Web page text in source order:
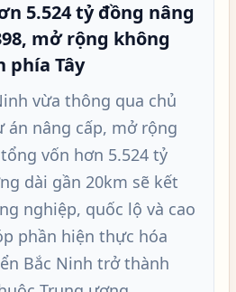
5.524 tỷ đồng nâng
mở rộng không
phía Tây
vừa thông qua chủ
nâng cấp, mở rộng
vốn hơn 5.524 tỷ
dài gần 20km sẽ kết
nghiệp, quốc lộ và cao
phần hiện thực hóa
Bắc Ninh trở thành